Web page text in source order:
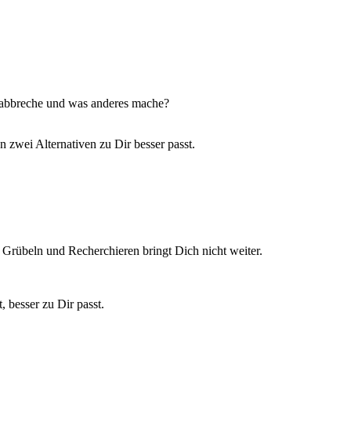
und was anderes mache?
zwei Alternativen zu Dir besser passt.
und Recherchieren bringt Dich nicht weiter.
zu Dir passt.